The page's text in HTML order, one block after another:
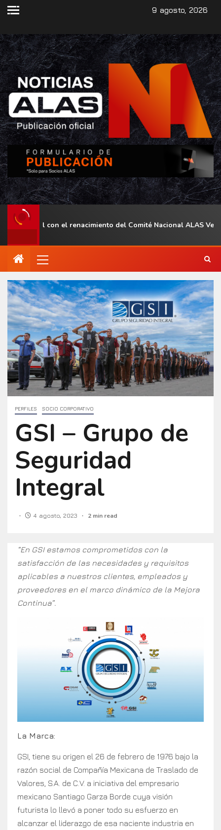
9 agosto, 2026
con el renacimiento del Comité Nacional ALAS Venezuela
PERFILES SOCIO CORPORATIVO
GSI – Grupo de
Seguridad
Integral
4 agosto, 2023 2 min read
“En GSI estamos comprometidos con la
satisfacción de las necesidades y requisitos
aplicables a nuestros clientes, empleados y
proveedores en el marco dinámico de la Mejora
Continua”.
La Marca:
GSI, tiene su origen el 26 de febrero de 1976 bajo la
razón social de Compañía Mexicana de Traslado de
Valores, S.A. de C.V. a iniciativa del empresario
mexicano Santiago Garza Borde cuya visión
futurista lo llevó a poner todo su esfuerzo en
alcanzar el liderazgo de esa naciente industria en